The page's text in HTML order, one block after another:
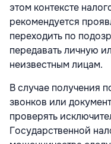
этом контексте
рекомендуется
переходить по
передавать личную
неизвестным лицам.
В случае получения
звонков или
проверять
Государственной